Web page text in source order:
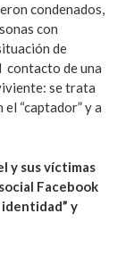
condenados,
con
de
contacto de una
se trata
“captador” y a
y sus víctimas
Facebook
y